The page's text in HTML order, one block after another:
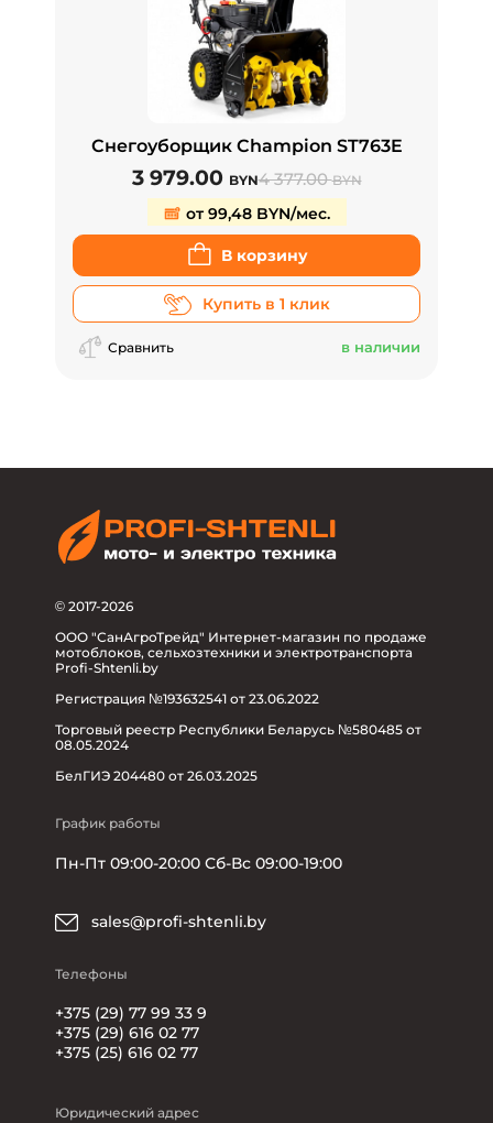
Снегоуборщик Champion ST763E
3 979.00 BYN4 377.00BYN
от 99,48 BYN/мес.
В корзину
Купить в 1 клик
Сравнить в наличии
© 2017-2026
ООО "СанАгроТрейд" Интернет-магазин по продаже
мотоблоков, сельхозтехники и электротранспорта
Profi-Shtenli.by
Регистрация №193632541 от 23.06.2022
Торговый реестр Республики Беларусь №580485 от
08.05.2024
БелГИЭ 204480 от 26.03.2025
График работы
Пн-Пт 09:00-20:00 Сб-Вс 09:00-19:00
sales@profi-shtenli.by
Телефоны
+375 (29) 77 99 33 9
+375 (29) 616 02 77
+375 (25) 616 02 77
Юридический адрес